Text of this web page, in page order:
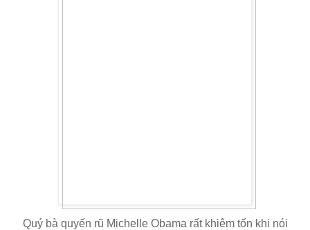
Quý bà quyến rũ Michelle Obama rất khiêm tốn khi nói